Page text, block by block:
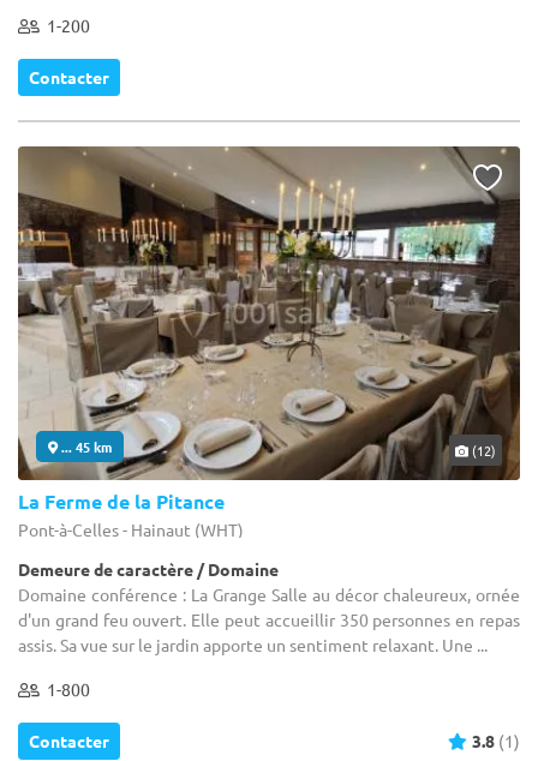
1-200
Contacter
... 45 km (12)
La Ferme de la Pitance
Pont-à-Celles - Hainaut (WHT)
Demeure de caractère / Domaine
Domaine conférence : La Grange Salle au décor chaleureux, ornée
d'un grand feu ouvert. Elle peut accueillir 350 personnes en repas
assis. Sa vue sur le jardin apporte un sentiment relaxant. Une ...
1-800
Contacter 3.8 (1)